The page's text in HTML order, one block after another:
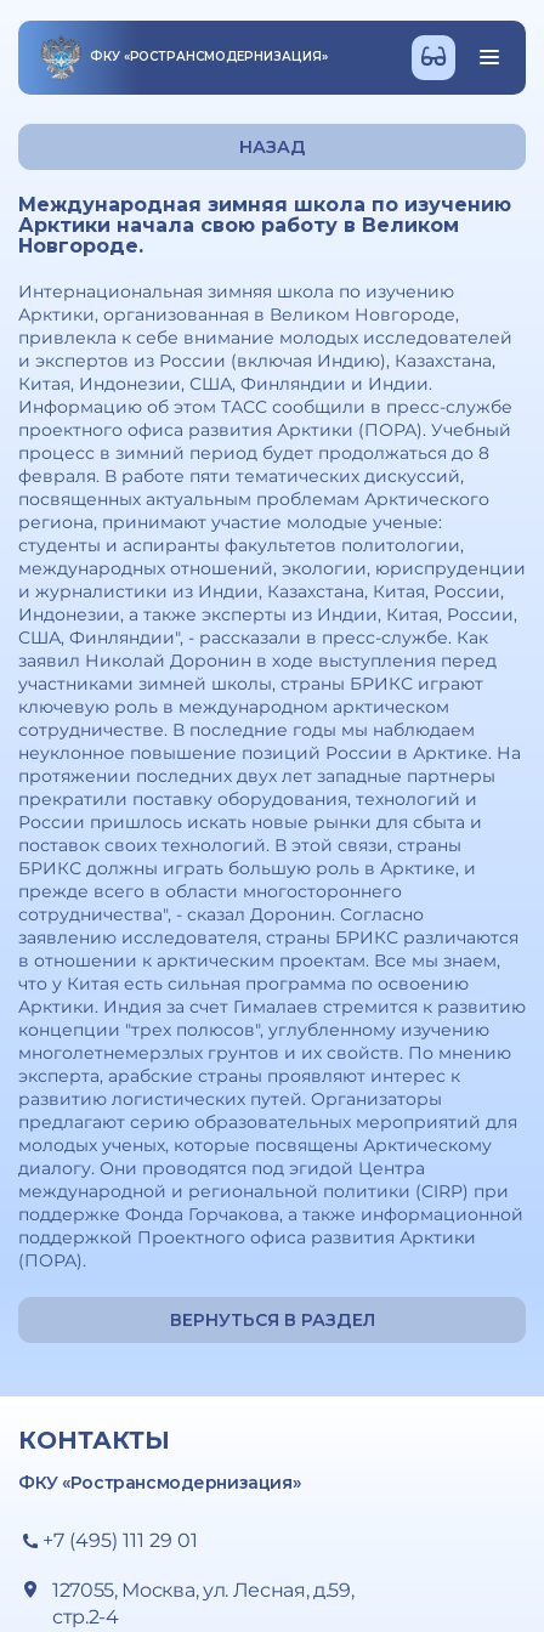
ФКУ «РОСТРАНСМОДЕРНИЗАЦИЯ»
НАЗАД
Международная зимняя школа по изучению
Арктики начала свою работу в Великом
Новгороде.
Интернациональная зимняя школа по изучению
Арктики, организованная в Великом Новгороде,
привлекла к себе внимание молодых исследователей
и экспертов из России (включая Индию), Казахстана,
Китая, Индонезии, США, Финляндии и Индии.
Информацию об этом ТАСС сообщили в пресс-службе
проектного офиса развития Арктики (ПОРА). Учебный
процесс в зимний период будет продолжаться до 8
февраля. В работе пяти тематических дискуссий,
посвященных актуальным проблемам Арктического
региона, принимают участие молодые ученые:
студенты и аспиранты факультетов политологии,
международных отношений, экологии, юриспруденции
и журналистики из Индии, Казахстана, Китая, России,
Индонезии, а также эксперты из Индии, Китая, России,
США, Финляндии", - рассказали в пресс-службе. Как
заявил Николай Доронин в ходе выступления перед
участниками зимней школы, страны БРИКС играют
ключевую роль в международном арктическом
сотрудничестве. В последние годы мы наблюдаем
неуклонное повышение позиций России в Арктике. На
протяжении последних двух лет западные партнеры
прекратили поставку оборудования, технологий и
России пришлось искать новые рынки для сбыта и
поставок своих технологий. В этой связи, страны
БРИКС должны играть большую роль в Арктике, и
прежде всего в области многостороннего
сотрудничества", - сказал Доронин. Согласно
заявлению исследователя, страны БРИКС различаются
в отношении к арктическим проектам. Все мы знаем,
что у Китая есть сильная программа по освоению
Арктики. Индия за счет Гималаев стремится к развитию
концепции "трех полюсов", углубленному изучению
многолетнемерзлых грунтов и их свойств. По мнению
эксперта, арабские страны проявляют интерес к
развитию логистических путей. Организаторы
предлагают серию образовательных мероприятий для
молодых ученых, которые посвящены Арктическому
диалогу. Они проводятся под эгидой Центра
международной и региональной политики (CIRP) при
поддержке Фонда Горчакова, а также информационной
поддержкой Проектного офиса развития Арктики
(ПОРА).
ВЕРНУТЬСЯ В РАЗДЕЛ
КОНТАКТЫ
ФКУ «Ространсмодернизация»
+7 (495) 111 29 01
127055, Москва, ул. Лесная, д.59,
стр.2-4